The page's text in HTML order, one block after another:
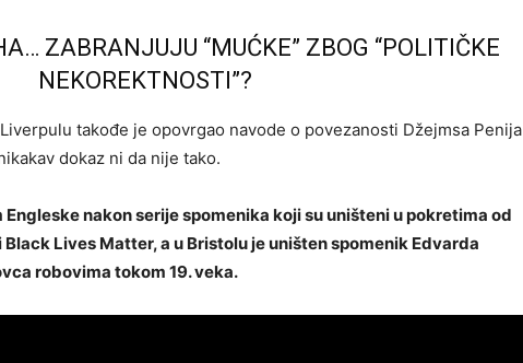
ZABRANJUJU “MUĆKE” ZBOG “POLITIČKE
NEKOREKTNOSTI”?
takođe je opovrgao navode o povezanosti Džejmsa Penija
dokaz ni da nije tako.
nakon serije spomenika koji su uništeni u pokretima od
Lives Matter, a u Bristolu je uništen spomenik Edvarda
robovima tokom 19. veka.